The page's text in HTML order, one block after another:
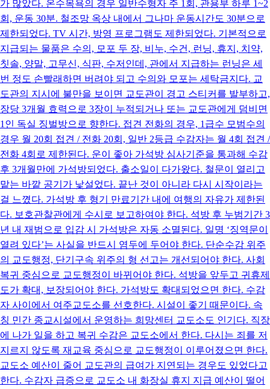
가 많았다. 온수목욕의 경우 일반수형자 주 1회, 관용부 하루 1~2
회, 운동 30분. 철조망 옥상 내에서 그나마 운동시간도 30분으로
제한되었다. TV 시간, 방영 프로그램도 제한되었다. 기본적으로
지급되는 물품은 수의, 모포 두 장, 비누, 수건, 런닝, 휴지, 치약,
칫솔, 양말, 고무신, 식판, 수저인데, 관에서 지급하는 런닝은 세
번 정도 손빨래하면 버려야 되고 수의와 모포는 세탁금지다. 교
도관의 지시에 불만을 보이면 교도관이 경고 스티커를 발부하고,
장당 3개월 효력으로 3장이 누적되거나 또는 교도관에게 덤비면
1인 독실 징벌방으로 향한다. 접견 전화의 경우, 1급수 모범수의
경우 월 20회 접견 / 전화 20회, 일반 2등급 수감자는 월 4회 접견 /
전화 4회로 제한된다. 운이 좋아 가석방 심사기준을 통과해 수감
후 3개월만에 가석방되었다. 출소일이 다가왔다. 철문이 열리고
맡는 바깥 공기가 낯설었다. 끝난 것이 아니라 다시 시작이라는
걸 느꼈다. 가석방 후 형기 만료기간 내에 여행의 자유가 제한된
다. 보호관찰관에게 수시로 보고하여야 한다. 석방 후 누범기간 3
년 내 재범으로 입감 시 가석방은 자동 소멸된다. 일명 ‘징역문이
열려 있다’는 사실을 반드시 염두에 두어야 한다. 단순수감 위주
의 교도행정, 단기구속 위주의 형 선고는 개선되어야 한다. 사회
복귀 중심으로 교도행정이 바뀌어야 한다. 석방을 앞두고 귀휴제
도가 확대, 보장되어야 한다. 가석방도 확대되었으면 한다. 수감
자 사이에서 여주교도소를 선호한다. 시설이 좋기 때문이다. 속
칭 민간 종교시설에서 운영하는 희망센터 교도소도 인기다. 직장
에 나가 일을 하고 복귀 수감은 교도소에서 한다. 다시는 죄를 저
지르지 않도록 재교육 중심으로 교도행정이 이루어졌으면 한다.
교도소 예산이 줄어 교도관의 급여가 지연되는 경우도 있었다고
한다. 수감자 급증으로 교도소 내 화장실 휴지 지급 예산이 떨어